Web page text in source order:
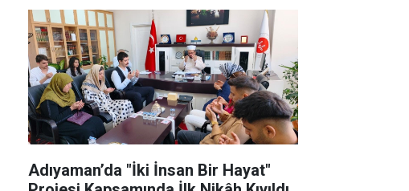
Adıyaman’da "İki İnsan Bir Hayat"